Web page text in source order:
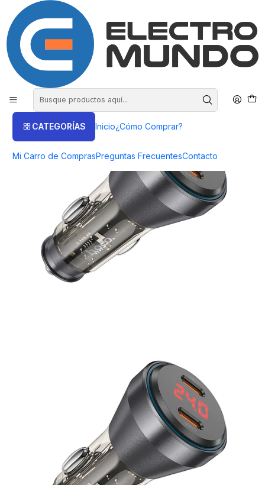
CATEGORÍAS Inicio¿Cómo Comprar?
Mi Carro de ComprasPreguntas FrecuentesContacto
COMPRA HASTA EN 3 CUOTAS SIN INTERES
Inicio Productos HOGAR Y ENTRETENCIÒN Accesorios Auto
Cargador Dual Auto Hoco PD60W - ElectroMundo.